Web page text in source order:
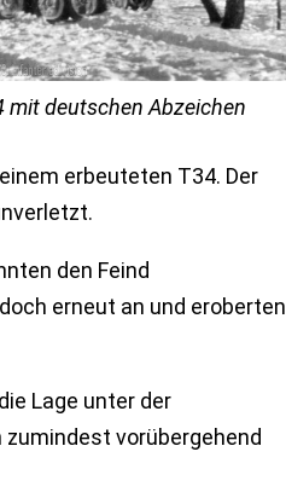
mit deutschen Abzeichen
erbeuteten T34. Der
den Feind
erneut an und eroberten
Lage unter der
vorübergehend